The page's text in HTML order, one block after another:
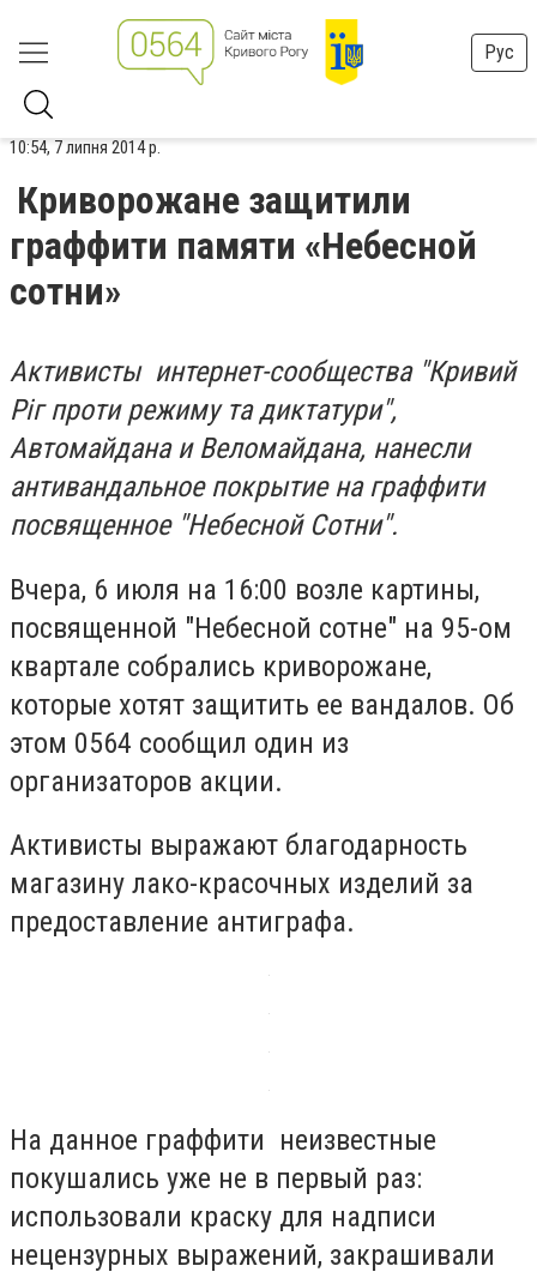
Рус
10:54, 7 липня 2014 р.
Криворожане защитили
граффити памяти «Небесной
сотни»
Активисты интернет-сообщества "Кривий
Ріг проти режиму та диктатури",
Автомайдана и Веломайдана, нанесли
антивандальное покрытие на граффити
посвященное "Небесной Сотни".
Вчера, 6 июля на 16:00 возле картины,
посвященной "Небесной сотне" на 95-ом
квартале собрались криворожане,
которые хотят защитить ее вандалов. Об
этом 0564 сообщил один из
организаторов акции.
Активисты выражают благодарность
магазину лако-красочных изделий за
предоставление антиграфа.
На данное граффити неизвестные
покушались уже не в первый раз:
использовали краску для надписи
нецензурных выражений, закрашивали